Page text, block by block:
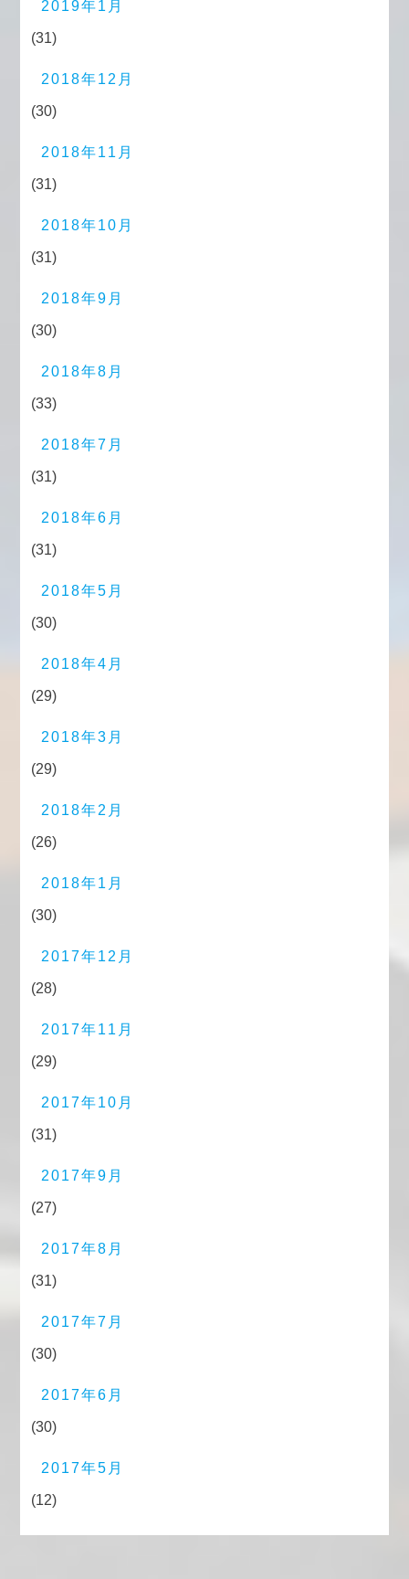
2019年1月
(31)
2018年12月
(30)
2018年11月
(31)
2018年10月
(31)
2018年9月
(30)
2018年8月
(33)
2018年7月
(31)
2018年6月
(31)
2018年5月
(30)
2018年4月
(29)
2018年3月
(29)
2018年2月
(26)
2018年1月
(30)
2017年12月
(28)
2017年11月
(29)
2017年10月
(31)
2017年9月
(27)
2017年8月
(31)
2017年7月
(30)
2017年6月
(30)
2017年5月
(12)